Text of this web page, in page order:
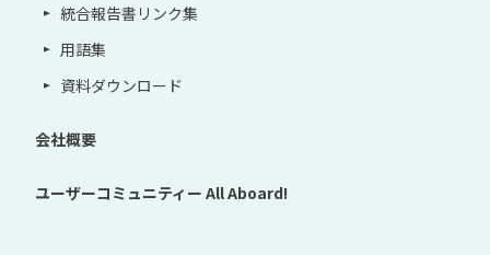
統合報告書リンク集
用語集
資料ダウンロード
会社概要
ユーザーコミュニティー All Aboard!